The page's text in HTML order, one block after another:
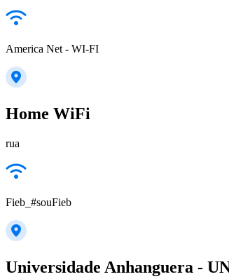
America Net - WI-FI
Home WiFi
rua
Fieb_#souFieb
Universidade Anhanguera -